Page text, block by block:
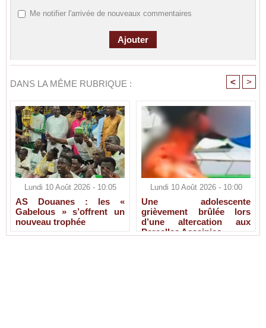
Me notifier l'arrivée de nouveaux commentaires
DANS LA MÊME RUBRIQUE : < >
Lundi 10 Août 2026 - 10:05
AS Douanes : les «
Gabelous » s’offrent un
nouveau trophée
Lundi 10 Août 2026 - 10:00
Une adolescente
grièvement brûlée lors
d’une altercation aux
Parcelles Assainies